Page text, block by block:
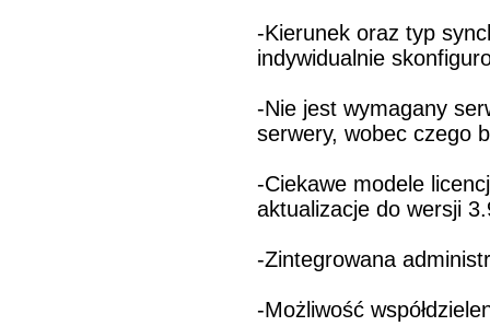
-Kierunek oraz typ
indywidualnie
-Nie jest wymagany
serwery, wobec czego
-Ciekawe modele
aktualizacje do wersji
-Zintegrowana
-Możliwość